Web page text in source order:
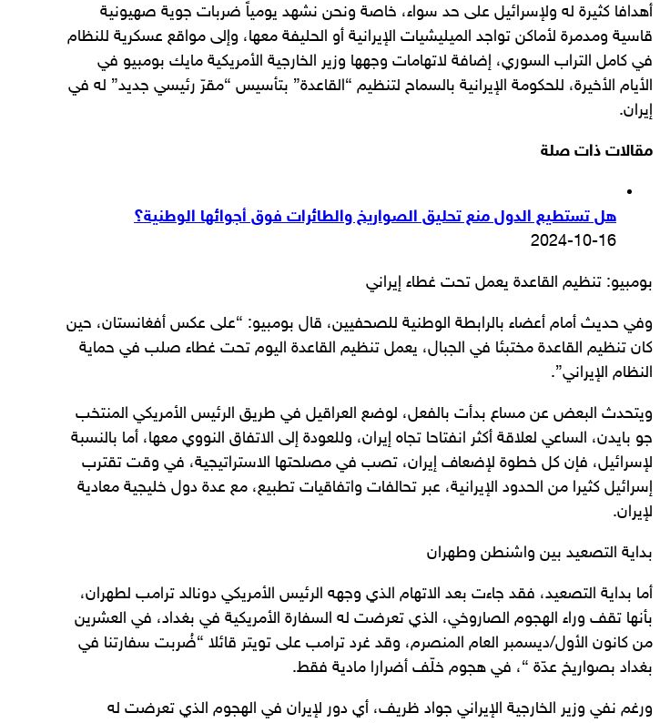
أهدافا كثيرة له ولإسرائيل على حد سواء، خاصة ونحن نشهد يومياً ضربات جوية صهيونية
قاسية ومدمرة لأماكن تواجد الميليشيات الإيرانية أو الحليفة معها، وإلى مواقع عسكرية للنظام
في كامل التراب السوري، إضافة لاتهامات وجهها وزير الخارجية الأمريكية مايك بومبيو في
الأيام الأخيرة، للحكومة الإيرانية بالسماح لتنظيم “القاعدة” بتأسيس “مقرّ رئيسي جديد” له في
إيران.
مقالات ذات صلة
هل تستطيع الدول منع تحليق الصواريخ والطائرات فوق أجوائها الوطنية؟
2024-10-16
بومبيو: تنظيم القاعدة يعمل تحت غطاء إيراني
وفي حديث أمام أعضاء بالرابطة الوطنية للصحفيين، قال بومبيو: “على عكس أفغانستان، حين
كان تنظيم القاعدة مختبئا في الجبال، يعمل تنظيم القاعدة اليوم تحت غطاء صلب في حماية
النظام الإيراني”.
ويتحدث البعض عن مساع بدأت بالفعل، لوضع العراقيل في طريق الرئيس الأمريكي المنتخب
جو بايدن، الساعي لعلاقة أكثر انفتاحا تجاه إيران، وللعودة إلى الاتفاق النووي معها، أما بالنسبة
لإسرائيل، فإن كل خطوة لإضعاف إيران، تصب في مصلحتها الاستراتيجية، في وقت تقترب
إسرائيل كثيرا من الحدود الإيرانية، عبر تحالفات واتفاقيات تطبيع، مع عدة دول خليجية معادية
لإيران.
بداية التصعيد بين واشنطن وطهران
أما بداية التصعيد، فقد جاءت بعد الاتهام الذي وجهه الرئيس الأمريكي دونالد ترامب لطهران،
بأنها تقف وراء الهجوم الصاروخي، الذي تعرضت له السفارة الأمريكية في بغداد، في العشرين
من كانون الأول/ديسمبر العام المنصرم، وقد غرد ترامب على تويتر قائلا “ضُربت سفارتنا في
بغداد بصواريخ عدّة “، في هجوم خلّف أضرارا مادية فقط.
ورغم نفي وزير الخارجية الإيراني جواد ظريف، أي دور لإيران في الهجوم الذي تعرضت له